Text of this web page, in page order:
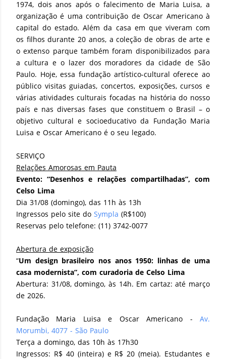
1974, dois anos após o falecimento de Maria Luisa, a
organização é uma contribuição de Oscar Americano à
capital do estado. Além da casa em que viveram com
os filhos durante 20 anos, a coleção de obras de arte e
o extenso parque também foram disponibilizados para
a cultura e o lazer dos moradores da cidade de São
Paulo. Hoje, essa fundação artístico-cultural oferece ao
público visitas guiadas, concertos, exposições, cursos e
várias atividades culturais focadas na história do nosso
país e nas diversas fases que constituem o Brasil – o
objetivo cultural e socioeducativo da Fundação Maria
Luisa e Oscar Americano é o seu legado.
SERVIÇO
Relações Amorosas em Pauta
Evento: “Desenhos e relações compartilhadas”, com
Celso Lima
Dia 31/08 (domingo), das 11h às 13h
Ingressos pelo site do Sympla (R$100)
Reservas pelo telefone: (11) 3742-0077
Abertura de exposição
“Um design brasileiro nos anos 1950: linhas de uma
casa modernista”, com curadoria de Celso Lima
Abertura: 31/08, domingo, às 14h. Em cartaz: até março
de 2026.
Fundação Maria Luisa e Oscar Americano - Av.
Morumbi, 4077 - São Paulo
Terça a domingo, das 10h às 17h30
Ingressos: R$ 40 (inteira) e R$ 20 (meia). Estudantes e